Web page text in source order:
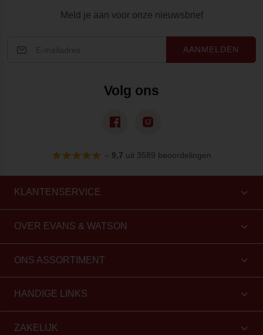
Meld je aan voor onze nieuwsbrief
AANMELDEN
Volg ons
– 9,7 uit 3589 beoordelingen
KLANTENSERVICE
OVER EVANS & WATSON
ONS ASSORTIMENT
HANDIGE LINKS
ZAKELIJK